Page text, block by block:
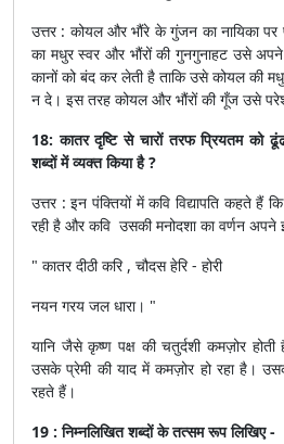
उत्तर : कोयल और भौंरे के गुंजन का नायिका पर
का मधुर स्वर और भौंरों की गुनगुनाहट उसे
कानों को बंद कर लेती है ताकि उसे कोयल की
न दे। इस तरह कोयल और भौंरों की गूँज उसे
18: कातर दृष्टि से चारों तरफ प्रियतम को
शब्दों में व्यक्त किया है ?
उत्तर : इन पंक्तियों में कवि विद्यापति कहते हैं
रही है और कवि उसकी मनोदशा का वर्णन अपने
" कातर दीठी करि , चौदस हेरि - होरी
नयन गरय जल धारा। "
यानि जैसे कृष्ण पक्ष की चतुर्दशी कमज़ोर
उसके प्रेमी की याद में कमज़ोर हो रहा है।
रहते हैं।
19 : निम्नलिखित शब्दों के तत्सम रूप लिखिए -